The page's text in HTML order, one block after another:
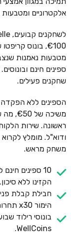
אלקטרוניים ומטבעות
מטבעות נאמנות
ספינים חינם
שחקנים פעילים.
ודוא"ל. מומלץ
משחק מראש.
10 ספינים
הקזינו ללא סיכון.
הימור x30 תחרותית.
WellCoins.